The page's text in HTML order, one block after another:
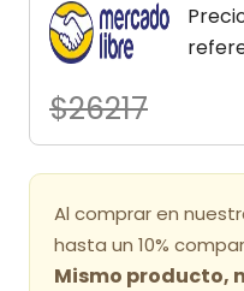
$26217
Al comprar en
hasta un 10%
Mismo producto,